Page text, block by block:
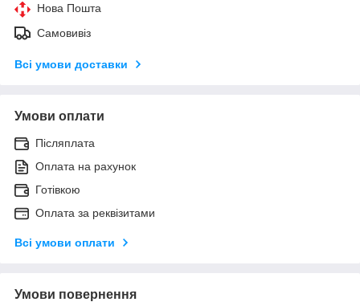
Нова Пошта
Самовивіз
Всі умови доставки
Умови оплати
Післяплата
Оплата на рахунок
Готівкою
Оплата за реквізитами
Всі умови оплати
Умови повернення